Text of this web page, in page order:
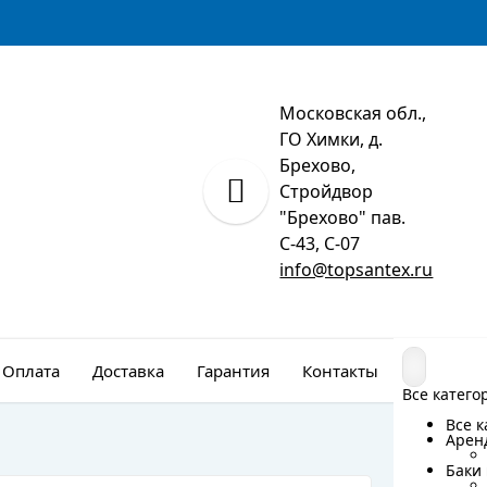
Московская обл.,
ГО Химки, д.
Брехово,
Стройдвор
"Брехово" пав.
С-43, С-07
info@topsantex.ru
Все
Все
Баки
Все
Все
Баки
Оплата Доставка Гарантия Контакты